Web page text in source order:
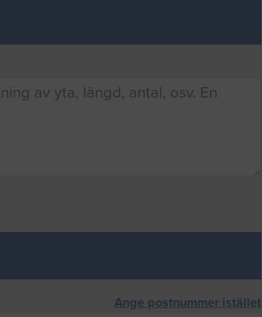
Ange postnummer istället